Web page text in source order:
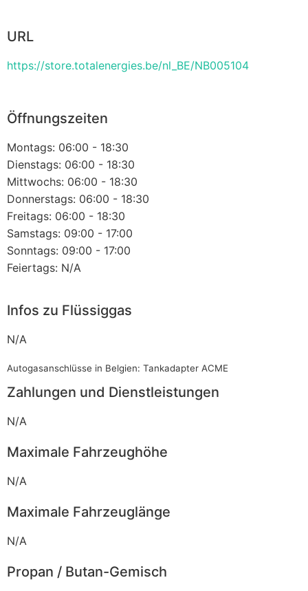
URL
https://store.totalenergies.be/nl_BE/NB005104
Öffnungszeiten
Montags: 06:00 - 18:30
Dienstags: 06:00 - 18:30
Mittwochs: 06:00 - 18:30
Donnerstags: 06:00 - 18:30
Freitags: 06:00 - 18:30
Samstags: 09:00 - 17:00
Sonntags: 09:00 - 17:00
Feiertags: N/A
Infos zu Flüssiggas
N/A
Autogasanschlüsse in Belgien: Tankadapter ACME
Zahlungen und Dienstleistungen
N/A
Maximale Fahrzeughöhe
N/A
Maximale Fahrzeuglänge
N/A
Propan / Butan-Gemisch